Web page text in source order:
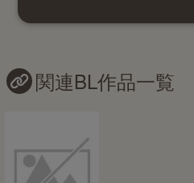
関連BL作品一覧